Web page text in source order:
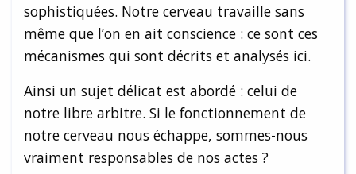
sophistiquées. Notre cerveau travaille sans
même que l’on en ait conscience : ce sont ces
mécanismes qui sont décrits et analysés ici.
Ainsi un sujet délicat est abordé : celui de
notre libre arbitre. Si le fonctionnement de
notre cerveau nous échappe, sommes-nous
vraiment responsables de nos actes ?